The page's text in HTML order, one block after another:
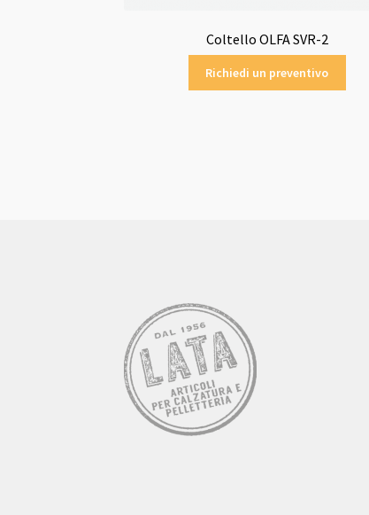
Coltello OLFA SVR-2
Richiedi un preventivo